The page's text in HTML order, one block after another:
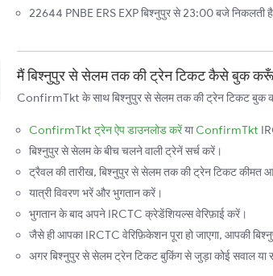
22644 PNBE ERS EXP बिश्नुपुर से 23:00 बजे
मैं बिश्नुपुर से सेलम तक की ट्रेन टिकट कैसे बुक
ConfirmTkt के साथ बिश्नुपुर से सेलम तक की ट्रेन टिकट बुक
ConfirmTkt ट्रेन ऐप डाउनलोड करेंयाConfirmTkt
बिश्नुपुर से सेलम के बीच चलने वाली ट्रेनें सर्च करें।
ट्रैवल की तारीख, बिश्नुपुर से सेलम तक की ट्रेन टिकट कीमत
यात्री विवरण भरें और भुगतान करें।
भुगतान के बाद अपने IRCTC क्रेडेंशियल्स वेरिफ़ाई करें।
जैसे ही आपका IRCTC वेरिफ़िकेशन पूरा हो जाएगा, आपकी
अगर बिश्नुपुर से सेलम ट्रेन टिकट बुकिंग से जुड़ा कोई सवाल या